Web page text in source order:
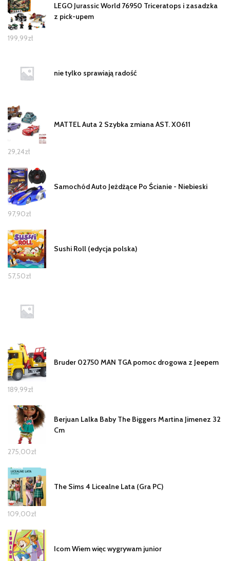
LEGO Jurassic World 76950 Triceratops i zasadzka
z pick-upem
199,99zł
nie tylko sprawiają radość
MATTEL Auta 2 Szybka zmiana AST. X0611
29,24zł
Samochód Auto Jeżdżące Po Ścianie - Niebieski
97,90zł
Sushi Roll (edycja polska)
57,50zł
Bruder 02750 MAN TGA pomoc drogowa z Jeepem
189,99zł
Berjuan Lalka Baby The Biggers Martina Jimenez 32
Cm
275,00zł
The Sims 4 Licealne Lata (Gra PC)
109,00zł
Icom Wiem więc wygrywam junior